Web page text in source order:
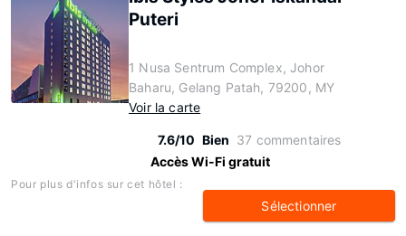
Puteri
1 Nusa Sentrum Complex, Johor
Baharu, Gelang Patah, 79200, MY
Voir la carte
7.6/10 Bien 37 commentaires
Accès Wi-Fi gratuit
Pour plus d'infos sur cet hôtel :
Sélectionner